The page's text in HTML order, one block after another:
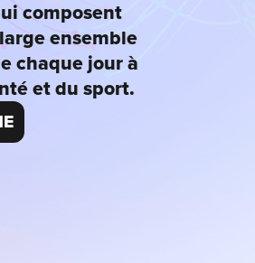
composent
ensemble
chaque jour à
et du sport.